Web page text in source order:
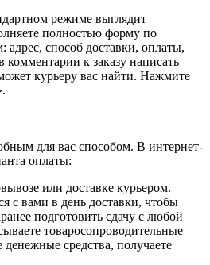
режиме выглядит
полностью форму по
адрес, способ доставки, оплаты,
комментарии к заказу написать
курьеру вас найти. Нажмите
для вас способом. В интернет-
оплаты:
или доставке курьером.
с вами в день доставки, чтобы
подготовить сдачу с любой
товаросопроводительные
средства, получаете